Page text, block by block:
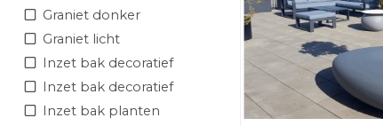
Graniet donker
Graniet licht
Inzet bak decoratief
Inzet bak decoratief
Inzet bak planten